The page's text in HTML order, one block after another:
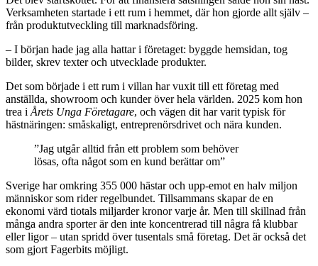
Verksamheten startade i ett rum i hemmet, där hon gjorde allt själv –
från produktutveckling till marknadsföring.
– I början hade jag alla hattar i företaget: byggde hemsidan, tog
bilder, skrev texter och utvecklade produkter.
Det som började i ett rum i villan har vuxit till ett företag med
anställda, showroom och kunder över hela världen. 2025 kom hon
trea i Årets Unga Företagare, och vägen dit har varit typisk för
hästnäringen: småskaligt, entreprenörsdrivet och nära kunden.
”Jag utgår alltid från ett problem som behöver
lösas, ofta något som en kund berättar om”
Sverige har omkring 355 000 hästar och upp-emot en halv miljon
människor som rider regelbundet. Tillsammans skapar de en
ekonomi värd tiotals miljarder kronor varje år. Men till skillnad från
många andra sporter är den inte koncentrerad till några få klubbar
eller ligor – utan spridd över tusentals små företag. Det är också det
som gjort Fagerbits möjligt.